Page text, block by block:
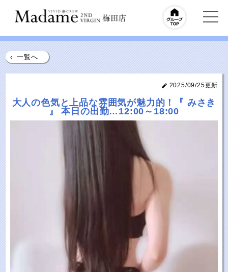
‹ 一覧へ
2025/09/25更新
大人の色気と上品な雰囲気が魅力的！『 みさき
』 本日の出勤…12:00～18:00